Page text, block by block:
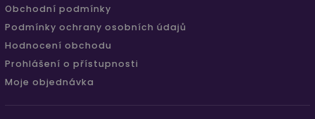
Obchodní podmínky
Podmínky ochrany osobních údajů
Hodnocení obchodu
Prohlášení o přístupnosti
Moje objednávka